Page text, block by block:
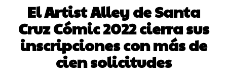
El Artist Alley de Santa
Cruz Cómic 2022 cierra sus
inscripciones con más de
cien solicitudes